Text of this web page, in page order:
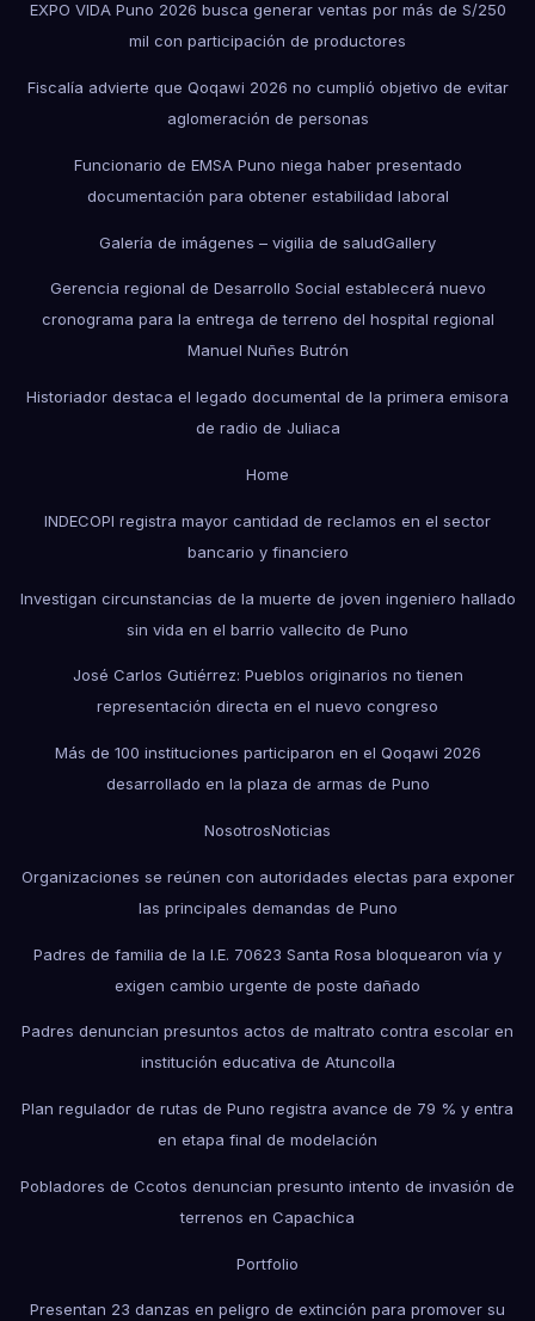
EXPO VIDA Puno 2026 busca generar ventas por más de S/250
mil con participación de productores
Fiscalía advierte que Qoqawi 2026 no cumplió objetivo de evitar
aglomeración de personas
Funcionario de EMSA Puno niega haber presentado
documentación para obtener estabilidad laboral
Galería de imágenes – vigilia de saludGallery
Gerencia regional de Desarrollo Social establecerá nuevo
cronograma para la entrega de terreno del hospital regional
Manuel Nuñes Butrón
Historiador destaca el legado documental de la primera emisora
de radio de Juliaca
Home
INDECOPI registra mayor cantidad de reclamos en el sector
bancario y financiero
Investigan circunstancias de la muerte de joven ingeniero hallado
sin vida en el barrio vallecito de Puno
José Carlos Gutiérrez: Pueblos originarios no tienen
representación directa en el nuevo congreso
Más de 100 instituciones participaron en el Qoqawi 2026
desarrollado en la plaza de armas de Puno
NosotrosNoticias
Organizaciones se reúnen con autoridades electas para exponer
las principales demandas de Puno
Padres de familia de la I.E. 70623 Santa Rosa bloquearon vía y
exigen cambio urgente de poste dañado
Padres denuncian presuntos actos de maltrato contra escolar en
institución educativa de Atuncolla
Plan regulador de rutas de Puno registra avance de 79 % y entra
en etapa final de modelación
Pobladores de Ccotos denuncian presunto intento de invasión de
terrenos en Capachica
Portfolio
Presentan 23 danzas en peligro de extinción para promover su